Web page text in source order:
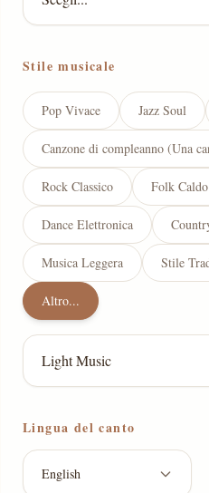
Stile musicale
Pop Vivace Jazz Soul
Canzone di compleanno (Una
Rock Classico Folk Caldo
Dance Elettronica
Musica Leggera Stile
Altro...
Lingua del canto
English